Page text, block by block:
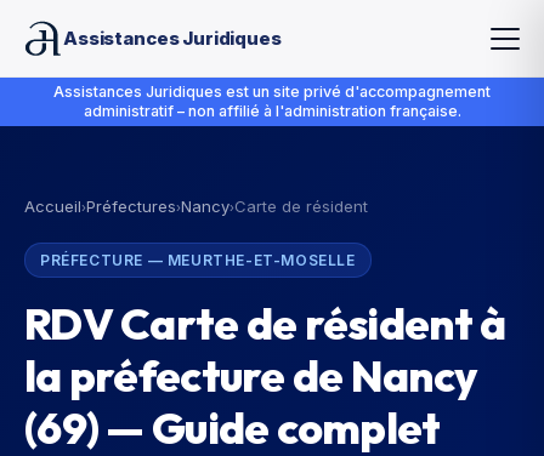
Assistances Juridiques
Assistances Juridiques est un site privé d'accompagnement
administratif – non affilié à l'administration française.
Accueil›Préfectures›Nancy›Carte de résident
PRÉFECTURE — MEURTHE-ET-MOSELLE
RDV Carte de résident à
la préfecture de Nancy
(69) — Guide complet